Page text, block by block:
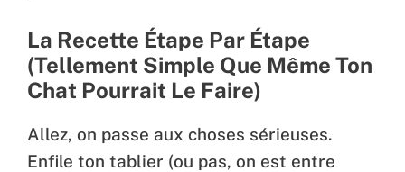
La Recette Étape Par Étape
(Tellement Simple Que Même Ton
Chat Pourrait Le Faire)
Allez, on passe aux choses sérieuses.
Enfile ton tablier (ou pas, on est entre